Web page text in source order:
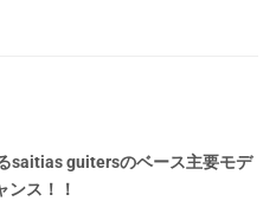
saitias guitersのベース主要モデ
ンス！！